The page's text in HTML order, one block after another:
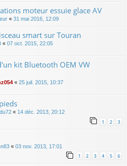
moteur essuie glace AV
« 31 mai 2016, 12:09
smart sur Touran
« 07 oct. 2015, 22:05
kit Bluetooth OEM VW
« 25 juil. 2015, 10:37
« 14 déc. 2013, 20:12
1 2 3
« 03 nov. 2013, 17:01
1 2 3 4 5 6